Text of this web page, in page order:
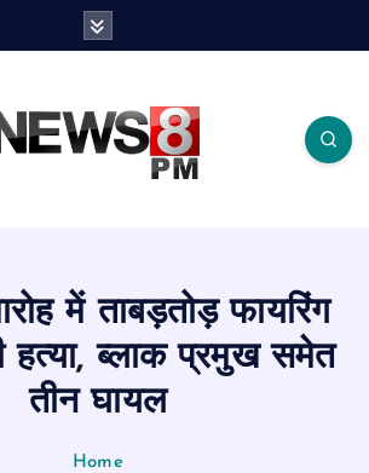
में ताबड़तोड़ फायरिंग
हत्या, ब्लाक प्रमुख समेत
तीन घायल
Home